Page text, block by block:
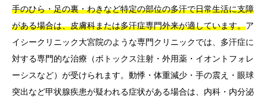
手のひら・足の裏・わきなど特定の部位の多汗で日常生活に支障
がある場合は、皮膚科または多汗症専門外来が適しています。ア
イシークリニック大宮院のような専門クリニックでは、多汗症に
対する専門的な治療（ボトックス注射・外用薬・イオントフォレ
ーシスなど）が受けられます。動悸・体重減少・手の震え・眼球
突出など甲状腺疾患が疑われる症状がある場合は、内科・内分泌